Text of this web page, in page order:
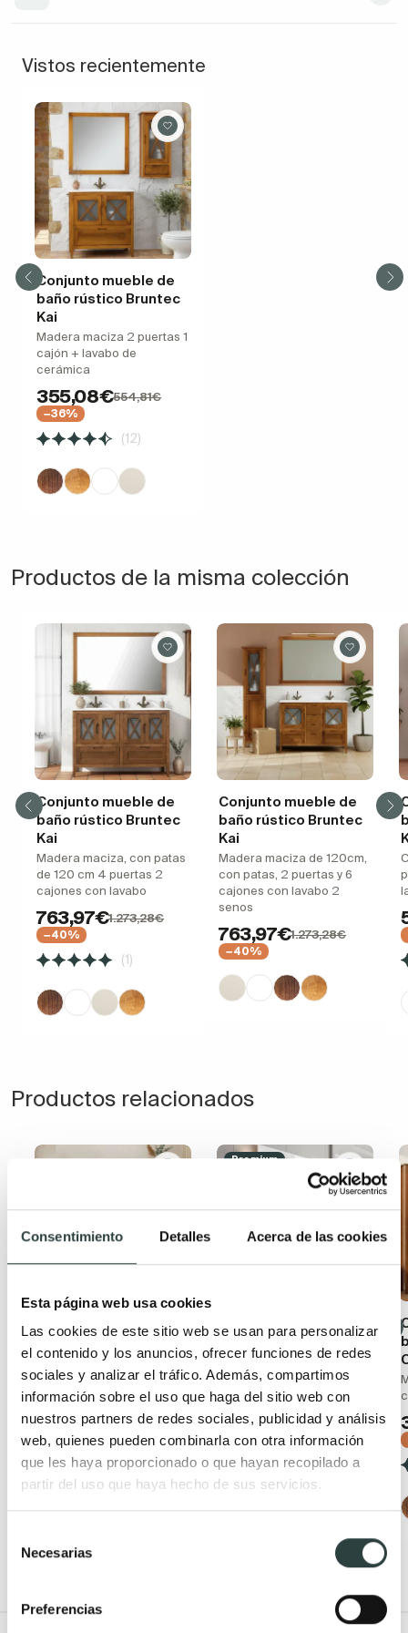
Consentimiento Detalles Acerca de las cookies
Esta página web usa cookies
Las cookies de este sitio web se usan para personalizar
el contenido y los anuncios, ofrecer funciones de redes
sociales y analizar el tráfico. Además, compartimos
información sobre el uso que haga del sitio web con
nuestros partners de redes sociales, publicidad y análisis
web, quienes pueden combinarla con otra información
que les haya proporcionado o que hayan recopilado a
partir del uso que haya hecho de sus servicios.
Necesarias
Preferencias
Vistos recientemente
Conjunto mueble de
baño rústico Bruntec
Kai
Madera maciza 2 puertas 1
cajón + lavabo de
cerámica
355,08€554,81€
−36%
(12)
Productos de la misma colección
Conjunto mueble de
baño rústico Bruntec
Kai
Madera maciza, con patas
de 120 cm 4 puertas 2
cajones con lavabo
763,97€1.273,28€
−40%
(1)
Conjunto mueble de
baño rústico Bruntec
Kai
Madera maciza de 120cm,
con patas, 2 puertas y 6
cajones con lavabo 2
senos
763,97€1.273,28€
−40%
Productos relacionados
Conjunto mueble de
baño rústico Bruntec
Timor
Madera maciza, con patas
2 puertas 1 cajón
339,91€536,13€
−37%
(7)
Premium
Campoaras L-Gant
vintage
2 cajones, con patas
Isabelinas, tirador
disponible en varios
colores
519,61€ 626,04€